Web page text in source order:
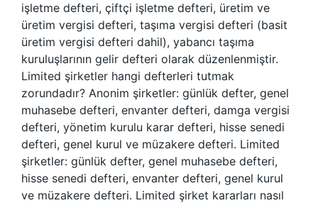
işletme defteri, çiftçi işletme defteri, üretim ve
üretim vergisi defteri, taşıma vergisi defteri (basit
üretim vergisi defteri dahil), yabancı taşıma
kuruluşlarının gelir defteri olarak düzenlenmiştir.
Limited şirketler hangi defterleri tutmak
zorundadır? Anonim şirketler: günlük defter, genel
muhasebe defteri, envanter defteri, damga vergisi
defteri, yönetim kurulu karar defteri, hisse senedi
defteri, genel kurul ve müzakere defteri. Limited
şirketler: günlük defter, genel muhasebe defteri,
hisse senedi defteri, envanter defteri, genel kurul
ve müzakere defteri. Limited şirket kararları nasıl